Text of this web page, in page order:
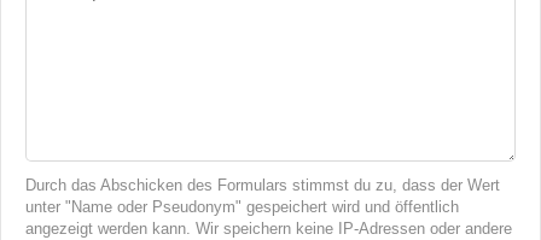
Durch das Abschicken des Formulars stimmst du zu, dass der Wert
unter "Name oder Pseudonym" gespeichert wird und öffentlich
angezeigt werden kann. Wir speichern keine IP-Adressen oder andere